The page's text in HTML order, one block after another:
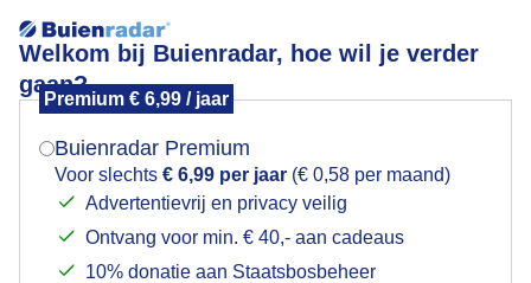
Welkom bij Buienradar, hoe wil je verder
gaan?
Premium € 6,99 / jaar
Buienradar Premium
Voor slechts € 6,99 per jaar (€ 0,58 per maand)
Advertentievrij en privacy veilig
Ontvang voor min. € 40,- aan cadeaus
10% donatie aan Staatsbosbeheer
Dit ijsvogeltje gaf kleur aan mijn dag
Mogen we je locatie gebruiken voor het
Indien je hier nog geen akkoord op hebt gegeven,
verschijnt er zo een pop-up uit je browser waarin